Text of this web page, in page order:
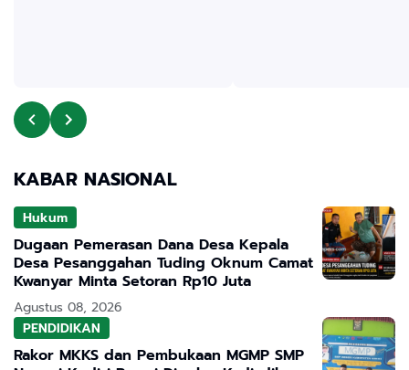
KABAR NASIONAL
Hukum
Dugaan Pemerasan Dana Desa Kepala
Desa Pesanggahan Tuding Oknum Camat
Kwanyar Minta Setoran Rp10 Juta
Agustus 08, 2026
PENDIDIKAN
Rakor MKKS dan Pembukaan MGMP SMP